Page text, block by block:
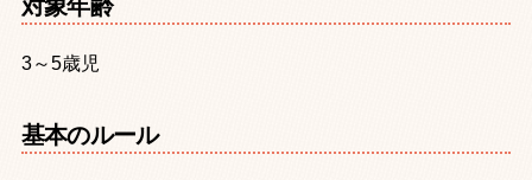
対象年齢
3～5歳児
基本のルール